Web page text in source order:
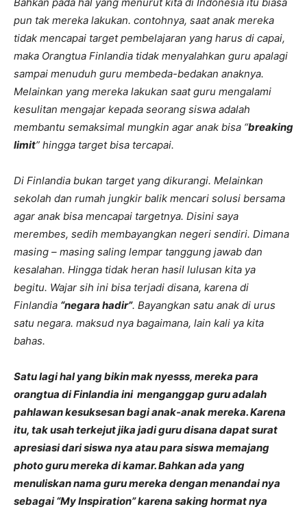
pun tak mereka lakukan. contohnya, saat anak mereka
tidak mencapai target pembelajaran yang harus di capai,
maka Orangtua Finlandia tidak menyalahkan guru apalagi
sampai menuduh guru membeda-bedakan anaknya.
Melainkan yang mereka lakukan saat guru mengalami
kesulitan mengajar kepada seorang siswa adalah
membantu semaksimal mungkin agar anak bisa “breaking
limit” hingga target bisa tercapai.
Di Finlandia bukan target yang dikurangi. Melainkan
sekolah dan rumah jungkir balik mencari solusi bersama
agar anak bisa mencapai targetnya. Disini saya
merembes, sedih membayangkan negeri sendiri. Dimana
masing – masing saling lempar tanggung jawab dan
kesalahan. Hingga tidak heran hasil lulusan kita ya
begitu. Wajar sih ini bisa terjadi disana, karena di
Finlandia “negara hadir”. Bayangkan satu anak di urus
satu negara. maksud nya bagaimana, lain kali ya kita
bahas.
Satu lagi hal yang bikin mak nyesss, mereka para
orangtua di Finlandia ini menganggap guru adalah
pahlawan kesuksesan bagi anak-anak mereka. Karena
itu, tak usah terkejut jika jadi guru disana dapat surat
apresiasi dari siswa nya atau para siswa memajang
photo guru mereka di kamar. Bahkan ada yang
menuliskan nama guru mereka dengan menandai nya
sebagai “My Inspiration” karena saking hormat nya